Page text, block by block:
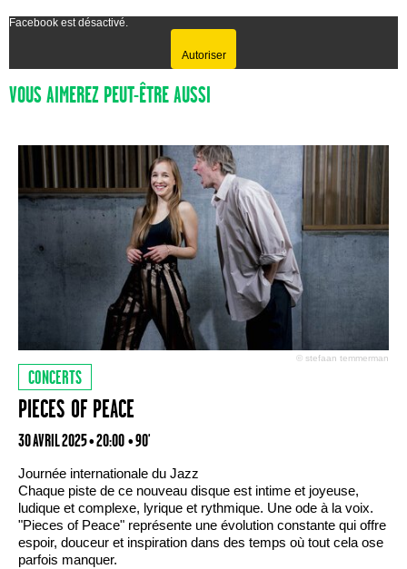
Facebook est désactivé.
Autoriser
VOUS AIMEREZ PEUT-ÊTRE AUSSI
© stefaan temmerman
CONCERTS
PIECES OF PEACE
30 AVRIL 2025 • 20:00 • 90'
Journée internationale du Jazz
Chaque piste de ce nouveau disque est ‍intime et joyeuse,
ludique et complexe, lyrique et rythmique. Une ode à la voix.
"Pieces of Peace" représente une évolution constante qui offre
espoir, douceur et inspiration dans des temps où tout cela ose
parfois manquer.